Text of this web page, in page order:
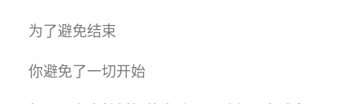
为了避免结束
你避免了一切开始